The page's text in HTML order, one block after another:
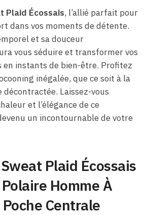
Plaid Écossais, l’allié parfait pour
dans vos moments de détente.
et sa douceur
vous séduire et transformer vos
en instants de bien-être. Profitez
inégalée, que ce soit à la
décontractée. Laissez-vous
et l’élégance de ce
un incontournable de votre
Plaid Écossais
Homme À
Centrale